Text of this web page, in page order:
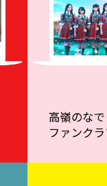
高嶺のな
ファンク